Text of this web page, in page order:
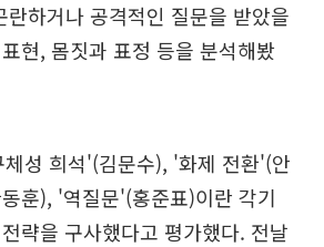
란하거나 공격적인 질문을 받았을
현, 몸짓과 표정 등을 분석해봤
성 희석'(김문수), '화제 전환'(안
훈), '역질문'(홍준표)이란 각기
략을 구사했다고 평가했다. 전날